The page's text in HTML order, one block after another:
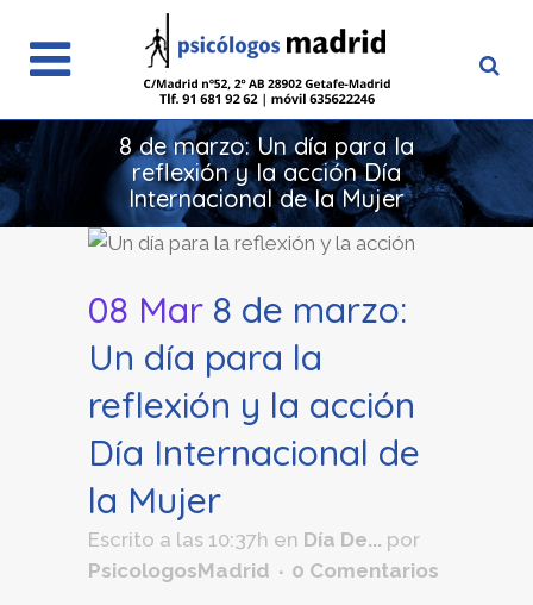
8 de marzo: Un día para la
reflexión y la acción Día
Internacional de la Mujer
08 Mar 8 de marzo:
Un día para la
reflexión y la acción
Día Internacional de
la Mujer
Escrito a las 10:37h en Día De... por
PsicologosMadrid
0 Comentarios